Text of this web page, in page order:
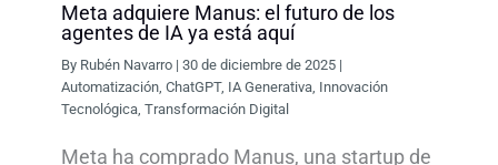
Meta adquiere Manus: el futuro de los
agentes de IA ya está aquí
By Rubén Navarro |30 de diciembre de 2025 |
Automatización,ChatGPT, IA Generativa, Innovación
Tecnológica,Transformación Digital
Meta ha comprado Manus, una startup de